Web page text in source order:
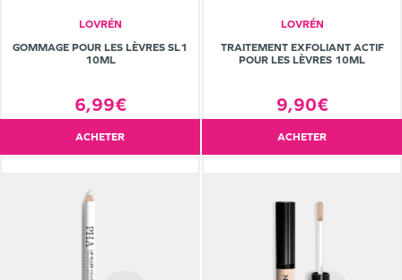
LOVRÉN
GOMMAGE POUR LES LÈVRES SL1
10ML
6,99€
ACHETER
LOVRÉN
TRAITEMENT EXFOLIANT ACTIF
POUR LES LÈVRES 10ML
9,90€
ACHETER